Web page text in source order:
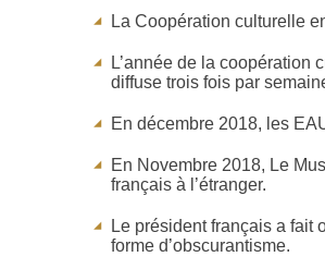
La Coopération culturelle
L’année de la coopération
diffuse trois fois par
En décembre 2018, les
En Novembre 2018, Le
français à l’étranger.
Le président français a fait
forme d’obscurantisme.